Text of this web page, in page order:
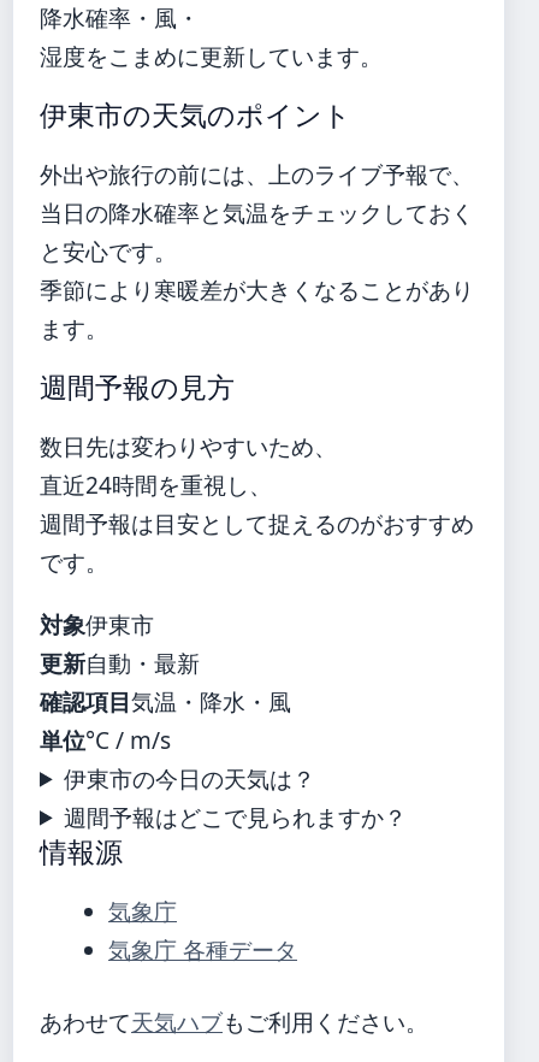
降水確率・風・
湿度をこまめに更新しています。
伊東市の天気のポイント
外出や旅行の前には、上のライブ予報で、
当日の降水確率と気温をチェックしておく
と安心です。
季節により寒暖差が大きくなることがあり
ます。
週間予報の見方
数日先は変わりやすいため、
直近24時間を重視し、
週間予報は目安として捉えるのがおすすめ
です。
対象伊東市
更新自動・最新
確認項目気温・降水・風
単位°C / m/s
伊東市の今日の天気は？
週間予報はどこで見られますか？
情報源
気象庁
気象庁 各種データ
あわせて天気ハブもご利用ください。